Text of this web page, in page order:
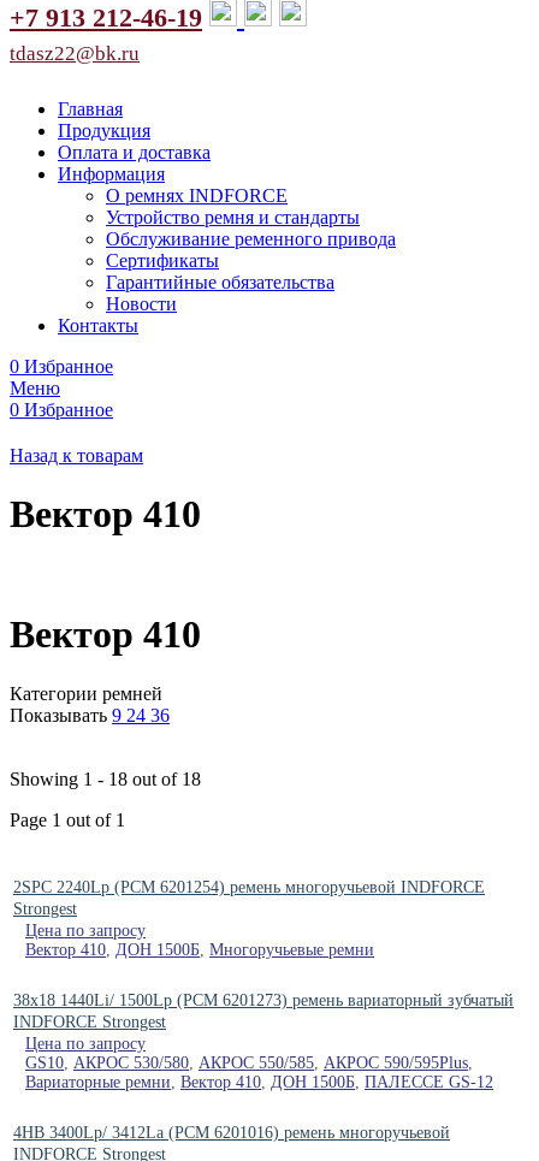
+7 913 212-46-19
tdasz22@bk.ru
Главная
Продукция
Оплата и доставка
Информация
О ремнях INDFORCE
Устройство ремня и стандарты
Обслуживание ременного привода
Сертификаты
Гарантийные обязательства
Новости
Контакты
0 Избранное
Меню
0 Избранное
Назад к товарам
Вектор 410
Вектор 410
Категории ремней
Показывать 9 24 36
Showing 1 - 18 out of 18
Page 1 out of 1
2SPC 2240Lp (РСМ 6201254) ремень многоручьевой INDFORCE
Strongest
Цена по запросу
Вектор 410 ДОН 1500Б Многоручьевые ремни
38x18 1440Li/ 1500Lp (PCM 6201273) ремень вариаторный зубчатый
INDFORCE Strongest
Цена по запросу
GS10 АКРОС 530/580 АКРОС 550/585 АКРОС 590/595Plus
Вариаторные ремни Вектор 410 ДОН 1500Б ПАЛЕССЕ GS-12
4HB 3400Lp/ 3412La (PCM 6201016) ремень многоручьевой
INDFORCE Strongest